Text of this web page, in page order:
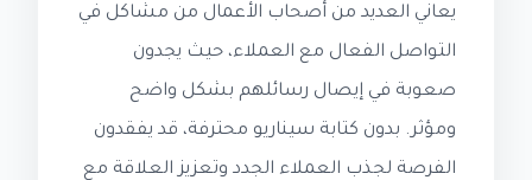
يعاني العديد من أصحاب الأعمال من مشاكل في
التواصل الفعال مع العملاء، حيث يجدون
صعوبة في إيصال رسائلهم بشكل واضح
ومؤثر. بدون كتابة سيناريو محترفة، قد يفقدون
الفرصة لجذب العملاء الجدد وتعزيز العلاقة مع